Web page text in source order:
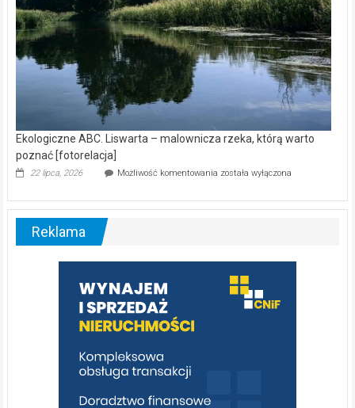
Ekologiczne ABC. Liswarta – malownicza rzeka, którą warto
poznać [fotorelacja]
22 lipca, 2026 Możliwość komentowania Ekologiczne
–
warto
poznać
[fotorelacja]
została wyłączona
Reklama